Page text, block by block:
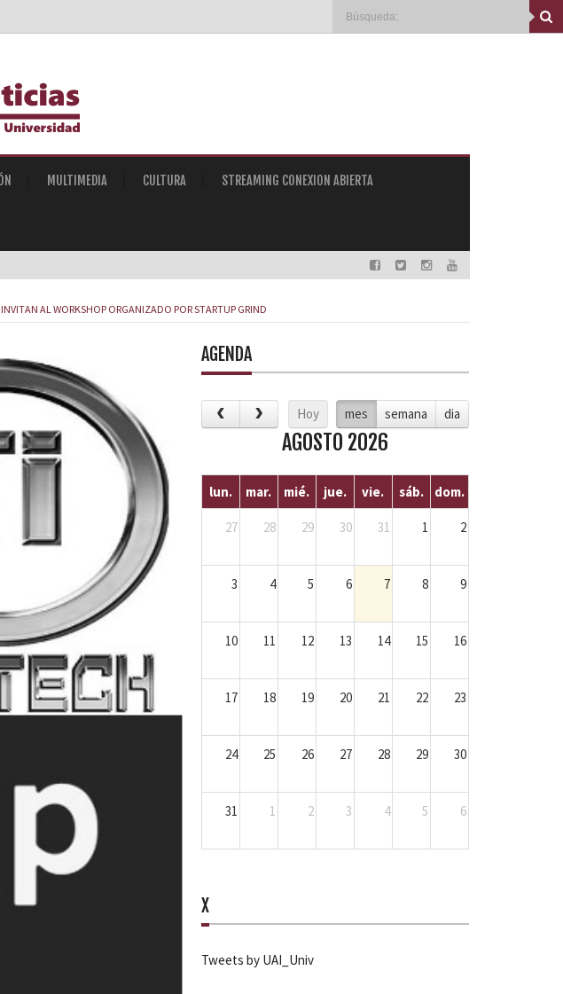
MULTIMEDIA CULTURA STREAMING CONEXION ABIERTA
AL WORKSHOP ORGANIZADO POR STARTUP GRIND
AGENDA
Hoy mes semana dia
AGOSTO 2026
lun. mar. mié. jue. vie. sáb. dom.
27 28 29 30 31 1 2
3 4 5 6 7 8 9
10 11 12 13 14 15 16
17 18 19 20 21 22 23
24 25 26 27 28 29 30
31 1 2 3 4 5 6
X
Tweets by UAI_Univ